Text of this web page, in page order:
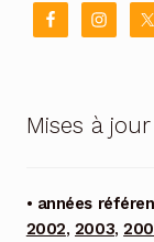
Mises à jour
• années
2002, 2003,